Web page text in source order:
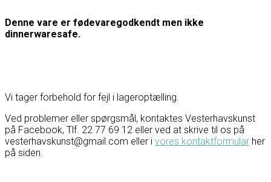
Denne vare er fødevaregodkendt men ikke
dinnerwaresafe.
Vi tager forbehold for fejl i lageroptælling.
Ved problemer eller spørgsmål, kontaktes Vesterhavskunst
på Facebook, Tlf. 22 77 69 12 eller ved at skrive til os på
vesterhavskunst@gmail.com eller i vores kontaktformular her
på siden.